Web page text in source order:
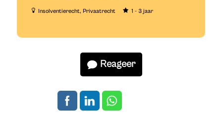
Insolventierecht Privaatrecht 1 - 3 jaar
Reageer